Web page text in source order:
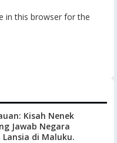
in this browser for the
Kisah Nenek
Jawab Negara
di Maluku.